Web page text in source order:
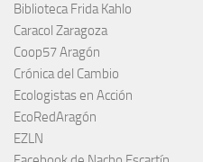
Biblioteca Frida Kahlo
Caracol Zaragoza
Coop57 Aragón
Crónica del Cambio
Ecologistas en Acción
EcoRedAragón
EZLN